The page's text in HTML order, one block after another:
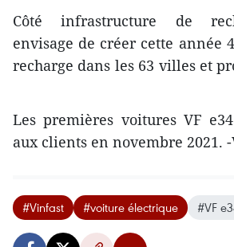
Côté infrastructure de
envisage de créer cette année
recharge dans les 63 villes et
Les premières voitures VF
aux clients en novembre 2021.
#Vinfast #voiture électrique #VF